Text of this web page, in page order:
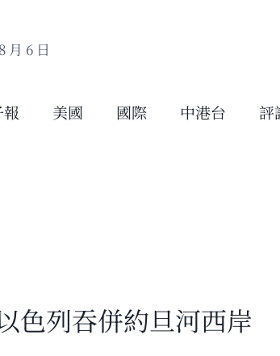
月 6 日
美國 國際 中港台 評
色列吞併約旦河西岸